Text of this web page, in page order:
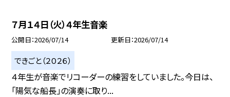
７月１４日（火）４年生音楽
公開日 2026/07/14 更新日 2026/07/14
できごと（２０２６）
４年生が音楽でリコーダーの練習をしていました。今日は、
「陽気な船長」の演奏に取り...